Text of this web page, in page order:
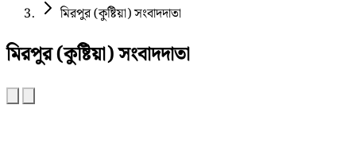
মিরপুর (কুষ্টিয়া) সংবাদদাতা
মিরপুর (কুষ্টিয়া) সংবাদদাতা